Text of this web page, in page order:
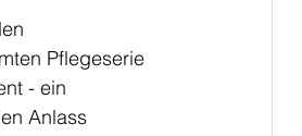
Pflegeserie
- ein
Anlass